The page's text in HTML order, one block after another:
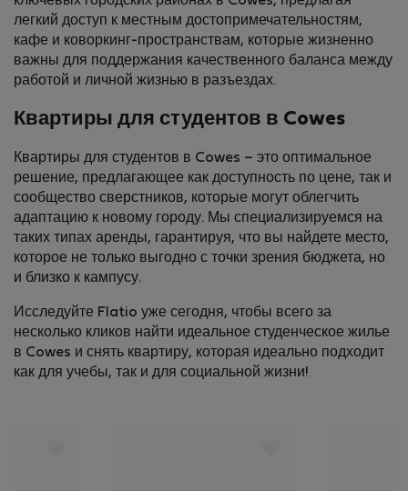
легкий доступ к местным достопримечат­ельностям,
кафе и коворкинг-пространствам, которые жизненно
важны для поддержания качественного баланса между
работой и личной жизнью в разъездах.
Квартиры для студентов в Cowes
Квартиры для студентов в Cowes – это оптимальное
решение, предлагающее как доступность по цене, так и
сообщество сверстников, которые могут облегчить
адаптацию к новому городу. Мы специализируемся на
таких типах аренды, гарантируя, что вы найдете место,
которое не только выгодно с точки зрения бюджета, но
и близко к кампусу.
Исследуйте Flatio уже сегодня, чтобы всего за
несколько кликов найти идеальное студенческое жилье
в Cowes и снять квартиру, которая идеально подходит
как для учебы, так и для социальной жизни!